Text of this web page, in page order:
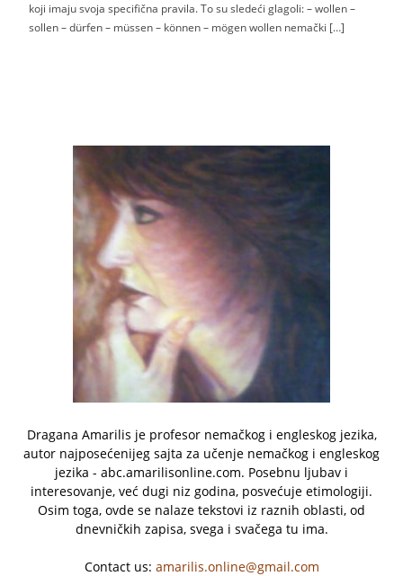
koji imaju svoja specifična pravila. To su sledeći glagoli: – wollen –
sollen – dürfen – müssen – können – mögen wollen nemački […]
Dragana Amarilis je profesor nemačkog i engleskog jezika,
autor najposećenijeg sajta za učenje nemačkog i engleskog
jezika - abc.amarilisonline.com. Posebnu ljubav i
interesovanje, već dugi niz godina, posvećuje etimologiji.
Osim toga, ovde se nalaze tekstovi iz raznih oblasti, od
dnevničkih zapisa, svega i svačega tu ima.
Contact us: amarilis.online@gmail.com